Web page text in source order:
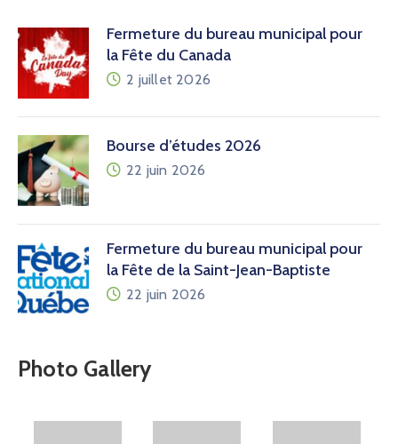
Fermeture du bureau municipal pour
la Fête du Canada
2 juillet 2026
Bourse d’études 2026
22 juin 2026
Fermeture du bureau municipal pour
la Fête de la Saint-Jean-Baptiste
22 juin 2026
Photo Gallery